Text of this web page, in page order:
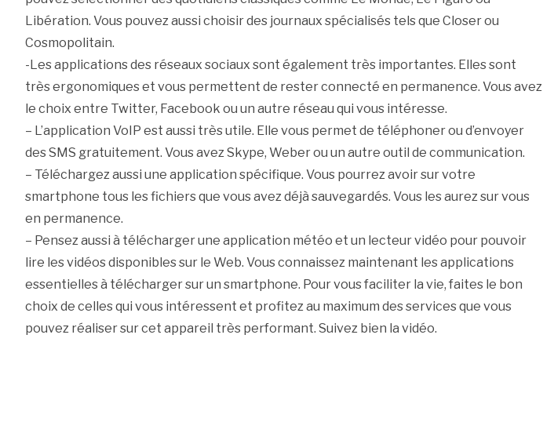
Libération. Vous pouvez aussi choisir des journaux spécialisés tels que Closer ou
Cosmopolitain.
-Les applications des réseaux sociaux sont également très importantes. Elles sont
très ergonomiques et vous permettent de rester connecté en permanence. Vous avez
le choix entre Twitter, Facebook ou un autre réseau qui vous intéresse.
– L’application VoIP est aussi très utile. Elle vous permet de téléphoner ou d’envoyer
des SMS gratuitement. Vous avez Skype, Weber ou un autre outil de communication.
– Téléchargez aussi une application spécifique. Vous pourrez avoir sur votre
smartphone tous les fichiers que vous avez déjà sauvegardés. Vous les aurez sur vous
en permanence.
– Pensez aussi à télécharger une application météo et un lecteur vidéo pour pouvoir
lire les vidéos disponibles sur le Web. Vous connaissez maintenant les applications
essentielles à télécharger sur un smartphone. Pour vous faciliter la vie, faites le bon
choix de celles qui vous intéressent et profitez au maximum des services que vous
pouvez réaliser sur cet appareil très performant. Suivez bien la vidéo.